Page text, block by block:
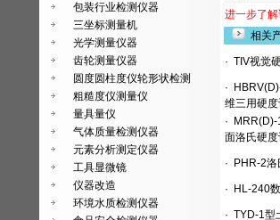
包装行业检测仪器
三坐标测量机
光学测量仪器
齿轮测量仪器
圆度圆柱度仪轮形状检测
粗糙度仪测量仪
量具量仪
气体质量检测仪器
元素分析测定仪器
工具显微镜
仪器改造
环境水质检测仪器
进一步了解
相关
· TIV视觉
·
维三用硬
·
面洛氏硬
· PHR-2洛
· HL-240
· TYD-1型